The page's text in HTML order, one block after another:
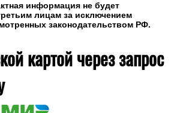
информация не будет
лицам за исключением
законодательством РФ.
картой через запрос